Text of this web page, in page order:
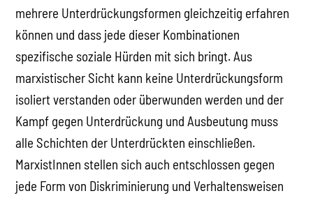
mehrere Unterdrückungsformen gleichzeitig erfahren
können und dass jede dieser Kombinationen
spezifische soziale Hürden mit sich bringt. Aus
marxistischer Sicht kann keine Unterdrückungsform
isoliert verstanden oder überwunden werden und der
Kampf gegen Unterdrückung und Ausbeutung muss
alle Schichten der Unterdrückten einschließen.
MarxistInnen stellen sich auch entschlossen gegen
jede Form von Diskriminierung und Verhaltensweisen